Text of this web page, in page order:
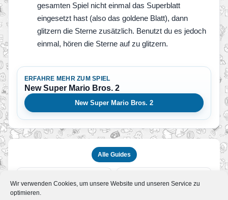
Wir verwenden Cookies, um unsere Website und unseren Service zu
optimieren.
gesamten Spiel nicht einmal das Superblatt
eingesetzt hast (also das goldene Blatt), dann
glitzern die Sterne zusätzlich. Benutzt du es jedoch
einmal, hören die Sterne auf zu glitzern.
ERFAHRE MEHR ZUM SPIEL
New Super Mario Bros. 2
New Super Mario Bros. 2
Alle Guides
New Super Mario Bros. 2 –
Komplettlösung
WEITER